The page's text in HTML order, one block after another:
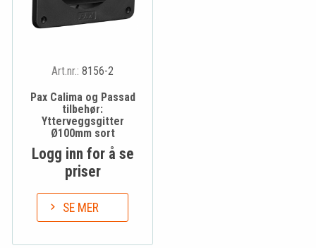
Art.nr.: 8156-2
Pax Calima og Passad
tilbehør:
Ytterveggsgitter
Ø100mm sort
Logg inn for å se
priser
SE MER